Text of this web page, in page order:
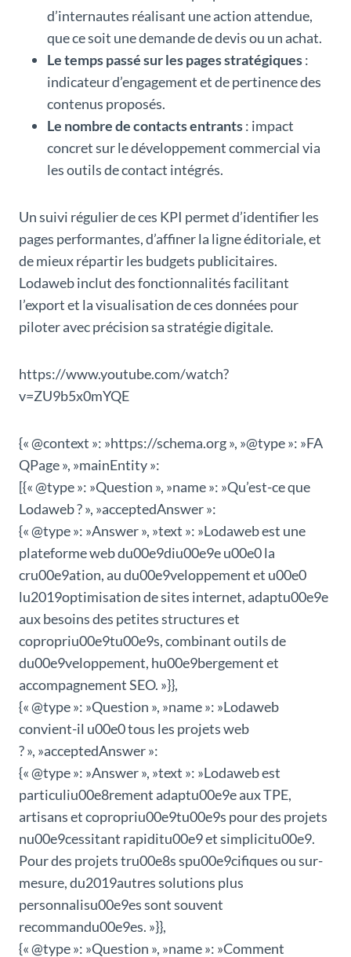
d’internautes réalisant une action attendue,
que ce soit une demande de devis ou un achat.
Le temps passé sur les pages stratégiques:
indicateur d’engagement et de pertinence des
contenus proposés.
Le nombre de contacts entrants: impact
concret sur le développement commercial via
les outils de contact intégrés.
Un suivi régulier de ces KPI permet d’identifier les
pages performantes, d’affiner la ligne éditoriale, et
de mieux répartir les budgets publicitaires.
Lodaweb inclut des fonctionnalités facilitant
l’export et la visualisation de ces données pour
piloter avec précision sa stratégie digitale.
https://www.youtube.com/watch?
v=ZU9b5x0mYQE
{« @context »: »https://schema.org », »@type »: »FA
QPage », »mainEntity »:
[{« @type »: »Question », »name »: »Qu’est-ce que
Lodaweb ? », »acceptedAnswer »:
{« @type »: »Answer », »text »: »Lodaweb est une
plateforme web du00e9diu00e9e u00e0 la
cru00e9ation, au du00e9veloppement et u00e0
lu2019optimisation de sites internet, adaptu00e9e
aux besoins des petites structures et
copropriu00e9tu00e9s, combinant outils de
du00e9veloppement, hu00e9bergement et
accompagnement SEO. »}},
{« @type »: »Question », »name »: »Lodaweb
convient-il u00e0 tous les projets web
? », »acceptedAnswer »:
{« @type »: »Answer », »text »: »Lodaweb est
particuliu00e8rement adaptu00e9e aux TPE,
artisans et copropriu00e9tu00e9s pour des projets
nu00e9cessitant rapiditu00e9 et simplicitu00e9.
Pour des projets tru00e8s spu00e9cifiques ou sur-
mesure, du2019autres solutions plus
personnalisu00e9es sont souvent
recommandu00e9es. »}},
{« @type »: »Question », »name »: »Comment